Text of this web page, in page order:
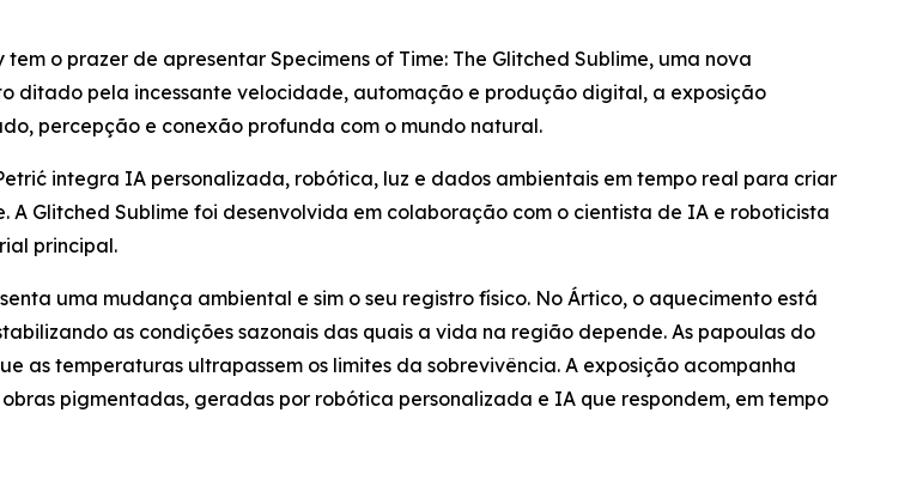
tem o prazer de apresentar Specimens of Time: The Glitched Sublime, uma nova
ditado pela incessante velocidade, automação e produção digital, a exposição
percepção e conexão profunda com o mundo natural.
integra IA personalizada, robótica, luz e dados ambientais em tempo real para criar
Glitched Sublime foi desenvolvida em colaboração com o cientista de IA e roboticista
principal.
uma mudança ambiental e sim o seu registro físico. No Ártico, o aquecimento está
as condições sazonais das quais a vida na região depende. As papoulas do
as temperaturas ultrapassem os limites da sobrevivência. A exposição acompanha
pigmentadas, geradas por robótica personalizada e IA que respondem, em tempo